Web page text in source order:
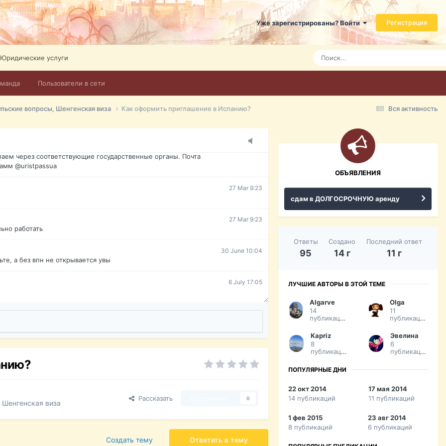
Уже зарегистрированы? Войти Регистрация
Пользователи в сети
Юридические услуги
Вся активность
вопросы, Шенгенская виза Как оформить приглашение в Испанию?
Today 3:21
форума?т из э
в оформлении документов, то мы поможем Вам! Паспорт гражданина
идентификационный код инн, гражданство Украины, вид на жительство,
через соответствующие государственные органы. Почта
@uristpassua
27 Mar 9:23
27 Mar 9:23
работать
30 June 10:04
а без впн не открывается увы
6 July 17:05
виза
Рассказать 0
Ответить в тему
Создать тему
ОБЪЯВЛЕНИЯ
сдам в ДОЛГОСРОЧНУЮ аренду
Ответы
95
Создано
14 г
Последний ответ
11 г
ЛУЧШИЕ АВТОРЫ В ЭТОЙ ТЕМЕ
Algarve
14
публикаций
Olga
11
публикаций
Kapriz
8
публикаций
Эвелина
6
публикаций
ПОПУЛЯРНЫЕ ДНИ
22 окт 2014
14 публикаций
17 мая 2014
11 публикаций
1 фев 2015
8 публикаций
23 авг 2014
6 публикаций